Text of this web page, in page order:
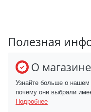
Полезная
О магазине
Узнайте больше о
почему они выбрали
Подробнее